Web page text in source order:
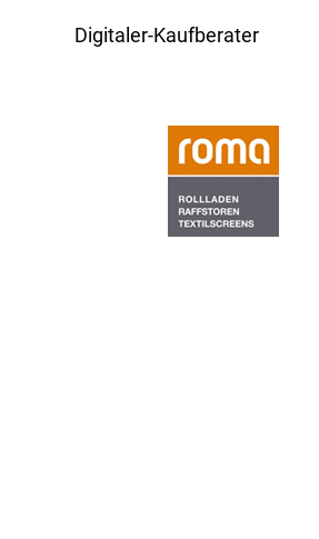
Digitaler-Kaufberater